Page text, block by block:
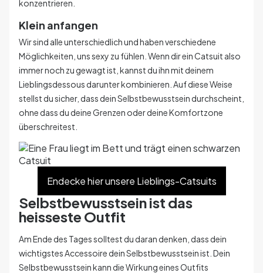
konzentrieren.
Klein anfangen
Wir sind alle unterschiedlich und haben verschiedene
Möglichkeiten, uns sexy zu fühlen. Wenn dir ein Catsuit also
immer noch zu gewagt ist, kannst du ihn mit deinem
Lieblingsdessous darunter kombinieren. Auf diese Weise
stellst du sicher, dass dein Selbstbewusstsein durchscheint,
ohne dass du deine Grenzen oder deine Komfortzone
überschreitest.
Endecke hier unsere Lieblings-Catsuits
Selbstbewusstsein ist das
heisseste Outfit
Am Ende des Tages solltest du daran denken, dass dein
wichtigstes Accessoire dein Selbstbewusstsein ist. Dein
Selbstbewusstsein kann die Wirkung eines Outfits